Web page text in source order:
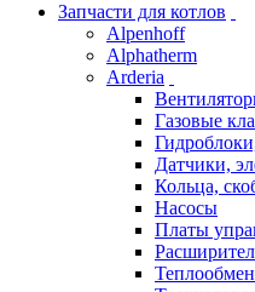
Запчасти для котлов
Alpenhoff
Alphatherm
Arderia
Газовые
Датчики,
Кольца,
Насосы
Платы